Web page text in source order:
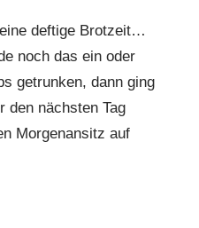
deftige Brotzeit…
noch das ein oder
getrunken, dann ging
den nächsten Tag
Morgenansitz auf